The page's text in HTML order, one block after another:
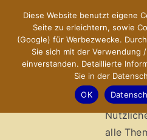
springen
X-
–
alle
Diese Website benutzt eigene
Seite zu erleichtern, sowie
(Google) für Werbezwecke.
Sie sich mit der Verwendung
einverstanden. Detaillierte
Sie in der
OK